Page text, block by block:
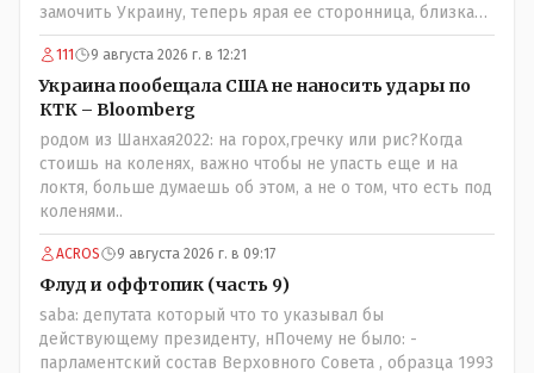
замочить Украину, теперь ярая ее сторонница, близкая
к Трампу. Ну и западные страны тем более, которые
предоставляли Зеленскому убежище, чтоб он бежал и
которые развернулись потом на 180 или 360 градусов,
посмотрев на того, как он не сдался, но ты же там сам
живешь и многое знаешь о тех, на кого работаешь.. Это
просто прагматизм и ничего личного. Победим мы, они
встанут под нас и наоборот и все это понимают..
111 9 августа 2026 г. в 12:21
Украина пообещала США не наносить удары по
КТК – Bloomberg
родом из Шанхая2022: на горох,гречку или рис?Когда
стоишь на коленях, важно чтобы не упасть еще и на
локтя, больше думаешь об этом, а не о том, что есть под
коленями..
ACROS 9 августа 2026 г. в 09:17
Флуд и оффтопик (часть 9)
saba: депутата который что то указывал бы
действующему президенту, нПочему не было: -
парламентский состав Верховного Совета , образца 1993